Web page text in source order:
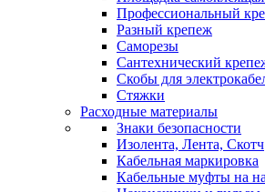
Профессиональный
Разный крепеж
Саморезы
Сантехнический
Скобы для
Стяжки
Расходные материалы
Знаки безопасности
Изолента, Лента, Скотч
Кабельная маркировка
Кабельные муфты на